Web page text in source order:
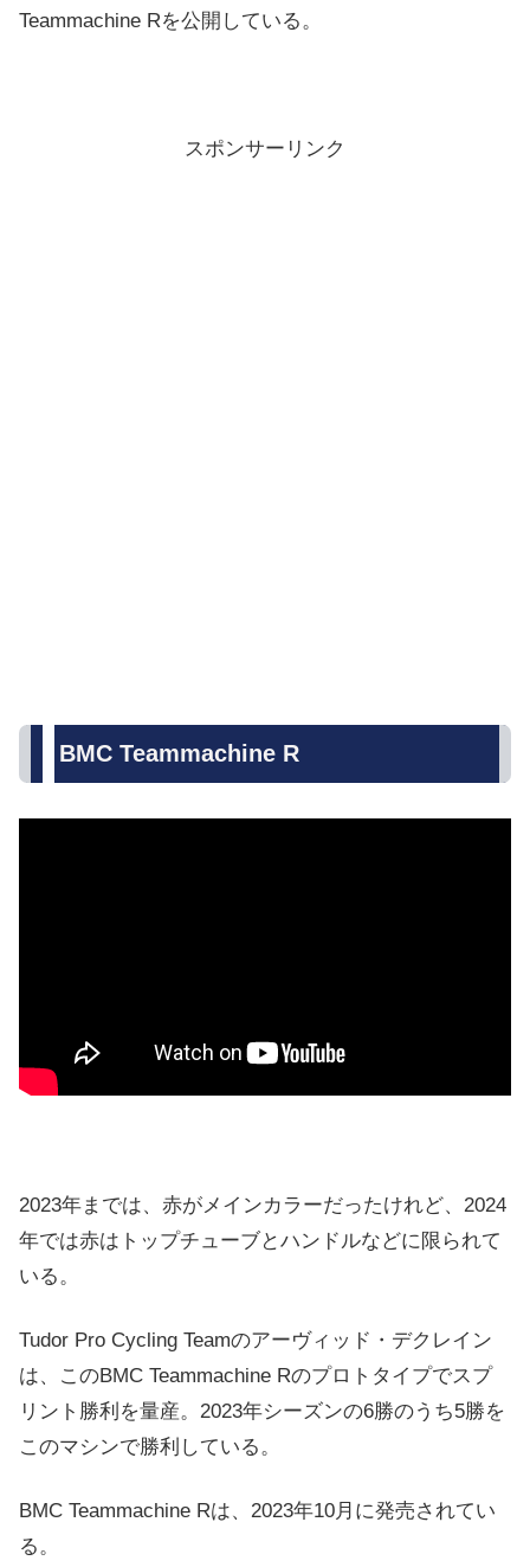
Teammachine Rを公開している。
スポンサーリンク
BMC Teammachine R
2023年までは、赤がメインカラーだったけれど、2024
年では赤はトップチューブとハンドルなどに限られて
いる。
Tudor Pro Cycling Teamのアーヴィッド・デクレイン
は、このBMC Teammachine Rのプロトタイプでスプ
リント勝利を量産。2023年シーズンの6勝のうち5勝を
このマシンで勝利している。
BMC Teammachine Rは、2023年10月に発売されてい
る。